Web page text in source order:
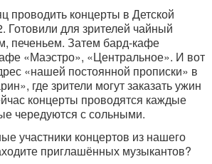
проводить концерты в Детской
Готовили для зрителей чайный
печеньем. Затем бард-кафе
«Маэстро», «Центральное». И вот
«нашей постоянной прописки» в
где зрители могут заказать ужин
концерты проводятся каждые
чередуются с сольными.
участники концертов из нашего
приглашённых музыкантов?